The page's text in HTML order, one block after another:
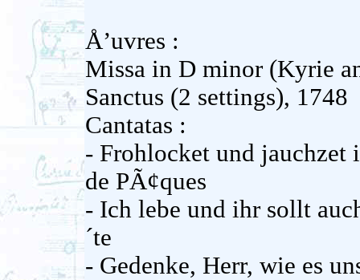
Å’uvres :
Missa in D minor (Kyrie
Sanctus (2 settings), 1748
Cantatas :
- Frohlocket und jauchzet
de PÃ¢ques
- Ich lebe und ihr sollt
´te
- Gedenke, Herr, wie es